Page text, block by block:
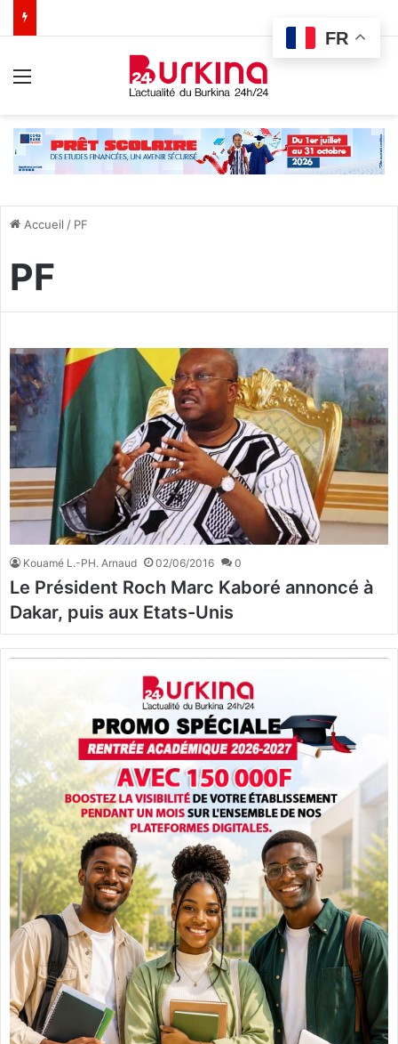
Accueil / PF
PF
Kouamé L.-PH. Arnaud 02/06/2016 0
Le Président Roch Marc Kaboré annoncé à
Dakar, puis aux Etats-Unis
FR